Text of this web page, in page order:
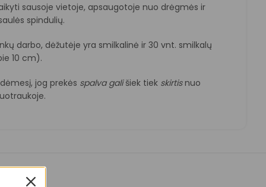
sausoje vietoje, apsaugotoje nuo drėgmės ir
spindulių.
darbo, dėžutėje yra smilkalinė ir 30 vnt. smilkalų
10 cm).
jog prekės spalva gališiek tiek skirtisnuo